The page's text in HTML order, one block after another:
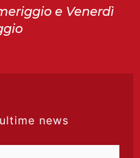
e Venerdì
news